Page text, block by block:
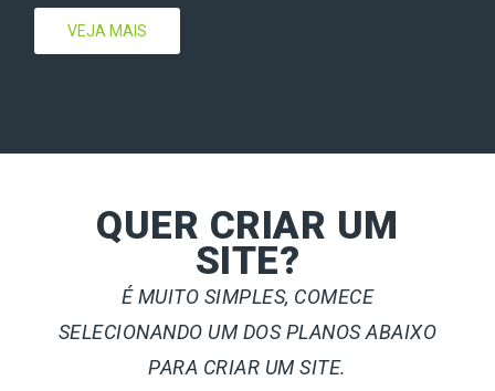
VEJA MAIS
QUER CRIAR UM
SITE?
É MUITO SIMPLES, COMECE
SELECIONANDO UM DOS PLANOS ABAIXO
PARA CRIAR UM SITE.